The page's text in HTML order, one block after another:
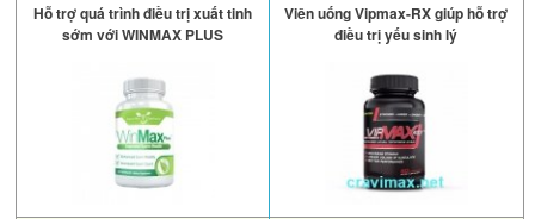
Hỗ trợ quá trình điều trị xuất tinh
sớm với WINMAX PLUS
Viên uống Vipmax-RX giúp hỗ trợ
điều trị yếu sinh lý